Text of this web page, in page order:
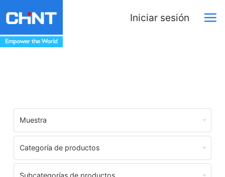
Iniciar sesión
Muestra
Categoría de productos
Subcategorías de productos